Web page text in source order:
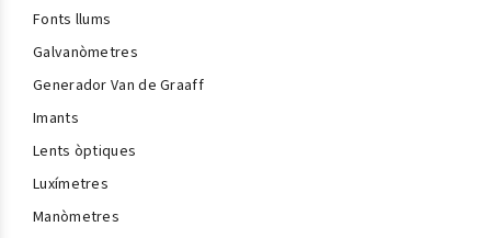
Fonts llums
Galvanòmetres
Generador Van de Graaff
Imants
Lents òptiques
Luxímetres
Manòmetres